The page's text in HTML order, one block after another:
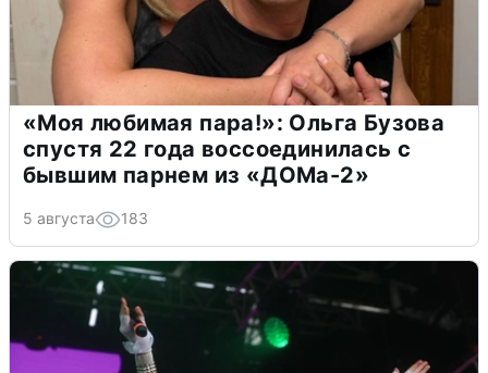
«Моя любимая пара!»: Ольга Бузова
спустя 22 года воссоединилась с
бывшим парнем из «ДОМа-2»
5 августа 183